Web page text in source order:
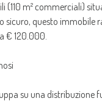
(110 m² commerciali)
sicuro, questo immobile
€ 120.000.
su una distribuzione